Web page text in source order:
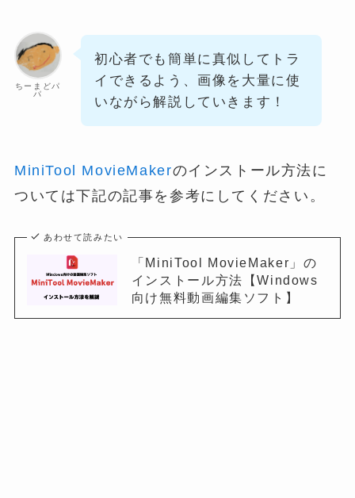
ちーまどパ
パ
初心者でも簡単に真似してトラ
イできるよう、画像を大量に使
いながら解説していきます！
MiniTool MovieMakerのインストール方法に
ついては下記の記事を参考にしてください。
あわせて読みたい
「MiniTool MovieMaker」の
インストール方法【Windows
向け無料動画編集ソフト】